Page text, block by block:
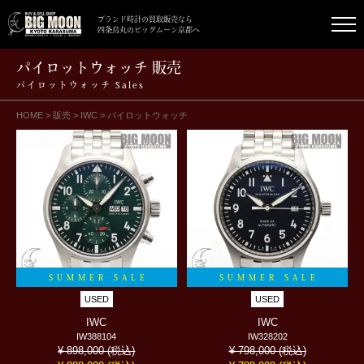
ブランド時計の買取販売なら
四条烏丸のビッグムーン京都へ
パイロットウォッチ 販売
パイロットウォッチ Sales
HOME > 販売 > IWC > パイロットウォッチ
SUMMER SALE
USED
IWC
IW388104
¥ 898,000(税込)
SUMMER SALE
USED
IWC
IW328202
¥ 798,000(税込)